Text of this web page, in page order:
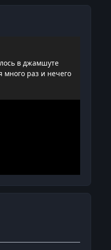
в джамшуте
много раз и нечего